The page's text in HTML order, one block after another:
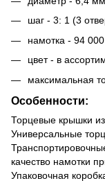
шаг - 3: 1 (3
намотка - 94
цвет - в
максимальная
Особенности:
Торцевые крышки
Универсальные
качество намотки
Упаковочная